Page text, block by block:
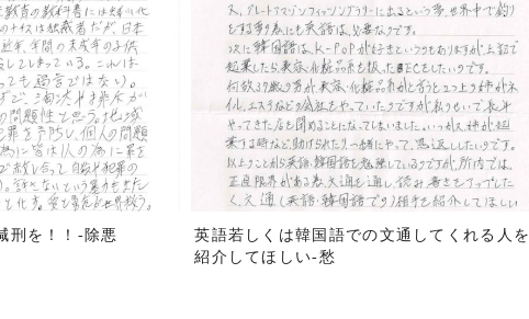
刑を！！-除悪
英語若しくは韓国語での文通してくれる人を
紹介してほしい-愁